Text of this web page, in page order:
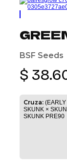
BSF Seeds
$
Cruza:(EARLY
SKUNK ×
SKUNK PRE90